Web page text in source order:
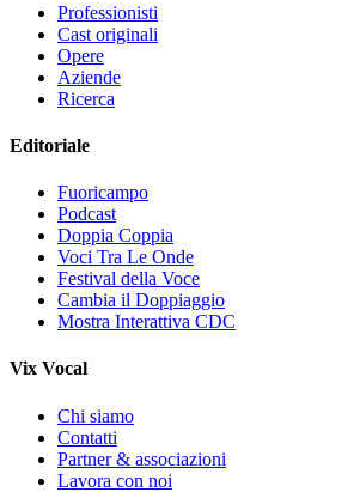
Professionisti
Cast originali
Opere
Aziende
Ricerca
Editoriale
Fuoricampo
Podcast
Doppia Coppia
Voci Tra Le Onde
Festival della Voce
Cambia il Doppiaggio
Mostra Interattiva CDC
Vix Vocal
Chi siamo
Contatti
Partner & associazioni
Lavora con noi